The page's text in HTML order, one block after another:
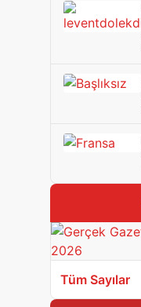
Tüm Sayılar